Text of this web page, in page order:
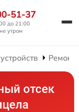
51-37
до 21:00
утром
Ремонт
отсек